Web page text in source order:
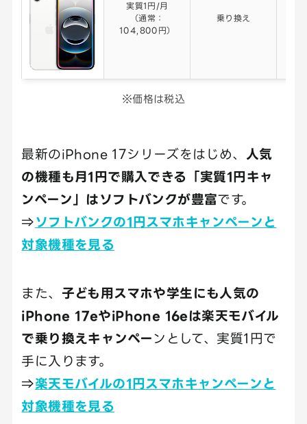
実質1円/月
（通常：
104,800円）
乗り換え
※価格は税込
最新のiPhone 17シリーズをはじめ、 人気
の機種も月1円で購入できる「実質1円キャ
ンペーン」はソフトバンクが豊富です。
⇒ソフトバンクの1円スマホキャンペーンと
対象機種を見る
また、 子ども用スマホや学生にも人気の
iPhone 17eやiPhone 16eは楽天モバイル
で乗り換えキャンペーンとして、実質1円で
手に入ります。
⇒楽天モバイルの1円スマホキャンペーンと
対象機種を見る